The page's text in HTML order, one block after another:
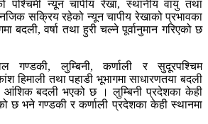
पश्चिमी न्यून चापीय रेखा, स्थानीय वायु तथा
सक्रिय रहेको न्यून चापीय रेखाको प्रभावका
बदली, वर्षा तथा हुरी चल्ने पूर्वानुमान गरिएको छ
गण्डकी, लुम्बिनी, कर्णाली र सुदूरपश्चिम
हिमाली तथा पहाडी भूभागमा साधारणतया बदली
आंशिक बदली भएको छ । लुम्बिनी प्रदेशका केही
छ भने गण्डकी र कर्णाली प्रदेशका केही स्थानमा